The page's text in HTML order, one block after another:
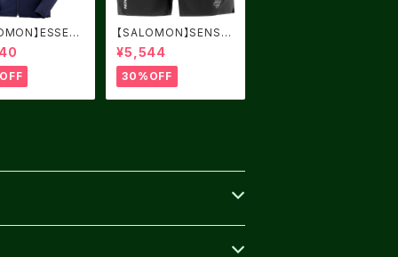
】ESSEN
WARM
SKY
【SALOMON】SENSE
AERO 5" DEEP BLAC
K
¥5,544
30%OFF